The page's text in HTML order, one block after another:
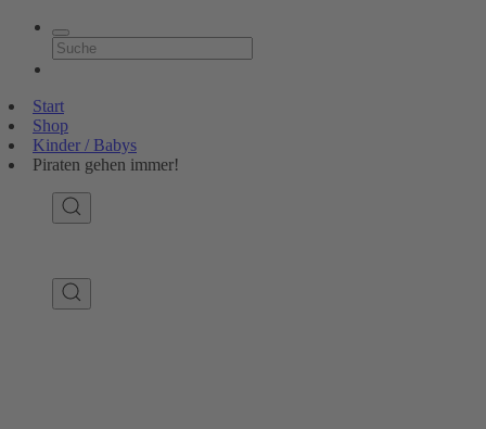
Start
Shop
Kinder / Babys
Piraten gehen immer!